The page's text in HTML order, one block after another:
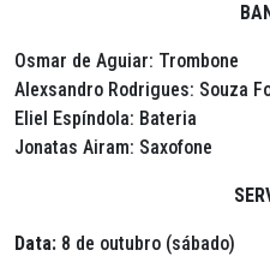
Osmar de Aguiar: Trombone
Alexsandro Rodrigues: Souza
Eliel Espíndola: Bateria
Jonatas Airam: Saxofone
Data: 8 de outubro (sábado)